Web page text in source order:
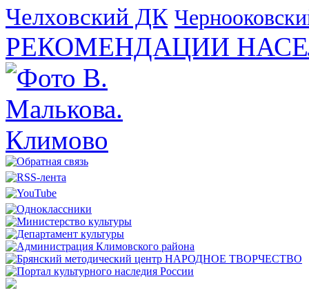
Челховский ДК
РЕКОМЕНДАЦИИ